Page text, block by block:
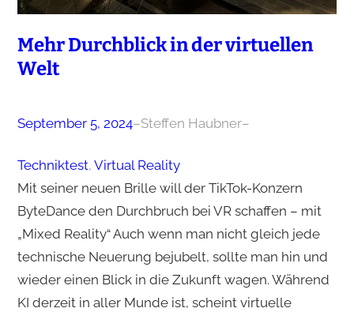
Mehr Durchblick in der virtuellen
Welt
September 5, 2024–Steffen Haubner–
Techniktest, Virtual Reality
Mit seiner neuen Brille will der TikTok-Konzern
ByteDance den Durchbruch bei VR schaffen – mit
„Mixed Reality“ Auch wenn man nicht gleich jede
technische Neuerung bejubelt, sollte man hin und
wieder einen Blick in die Zukunft wagen. Während
KI derzeit in aller Munde ist, scheint virtuelle